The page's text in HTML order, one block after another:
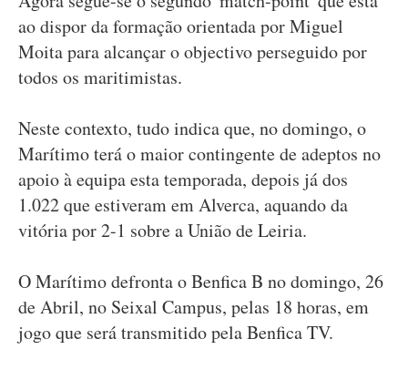
ao dispor da formação orientada por Miguel
Moita para alcançar o objectivo perseguido por
todos os maritimistas.
Neste contexto, tudo indica que, no domingo, o
Marítimo terá o maior contingente de adeptos no
apoio à equipa esta temporada, depois já dos
1.022 que estiveram em Alverca, aquando da
vitória por 2-1 sobre a União de Leiria.
O Marítimo defronta o Benfica B no domingo, 26
de Abril, no Seixal Campus, pelas 18 horas, em
jogo que será transmitido pela Benfica TV.